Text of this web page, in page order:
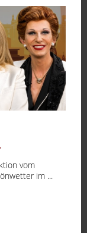
vom
im ...